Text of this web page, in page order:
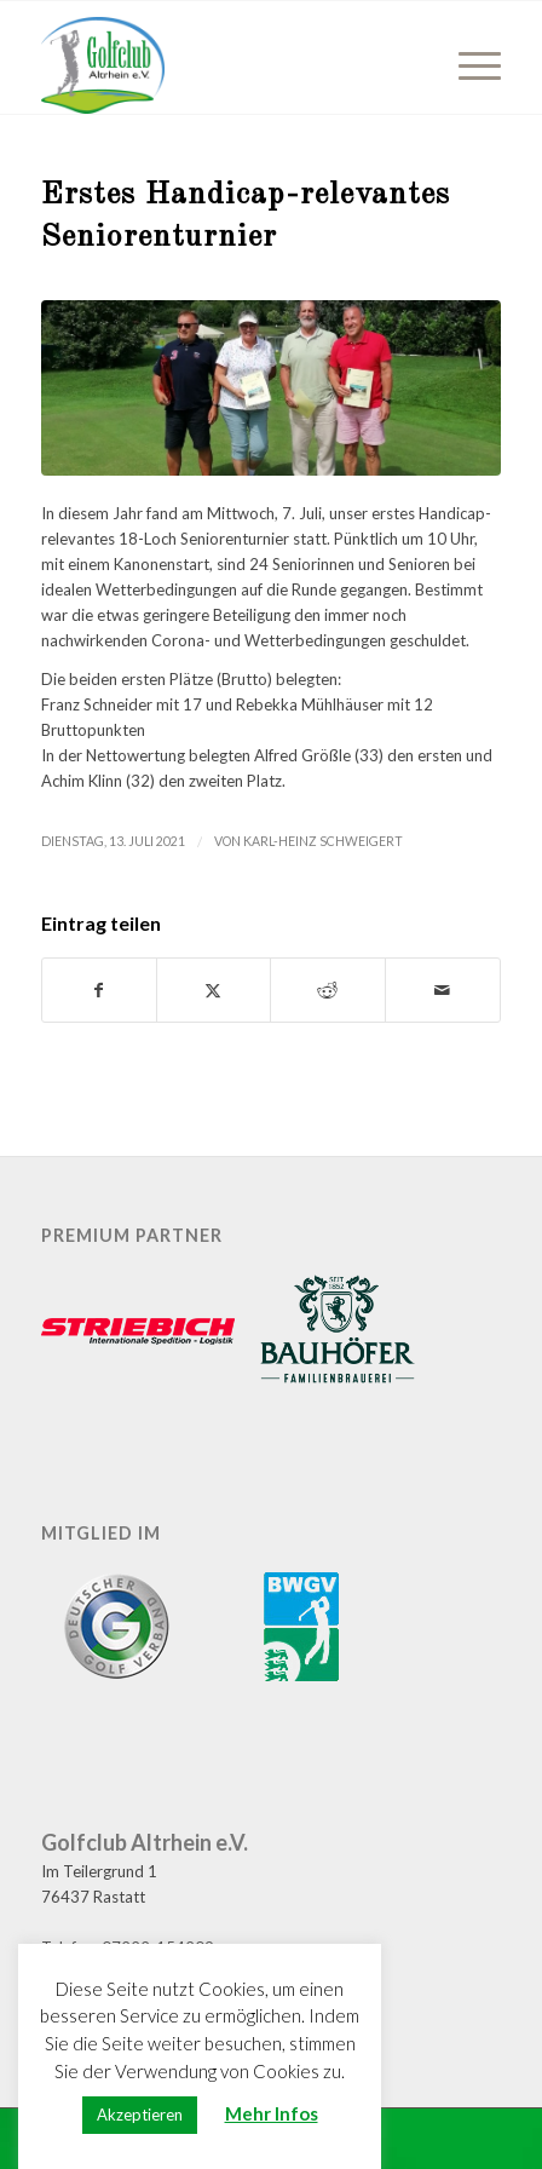
Erstes Handicap-relevantes
Seniorenturnier
In diesem Jahr fand am Mittwoch, 7. Juli, unser erstes Handicap-
relevantes 18-Loch Seniorenturnier statt. Pünktlich um 10 Uhr,
mit einem Kanonenstart, sind 24 Seniorinnen und Senioren bei
idealen Wetterbedingungen auf die Runde gegangen. Bestimmt
war die etwas geringere Beteiligung den immer noch
nachwirkenden Corona- und Wetterbedingungen geschuldet.
Die beiden ersten Plätze (Brutto) belegten:
Franz Schneider mit 17 und Rebekka Mühlhäuser mit 12
Bruttopunkten
In der Nettowertung belegten Alfred Größle (33) den ersten und
Achim Klinn (32) den zweiten Platz.
DIENSTAG, 13. JULI 2021 / VON KARL-HEINZ SCHWEIGERT
Eintrag teilen
PREMIUM PARTNER
MITGLIED IM
Golfclub Altrhein e.V.
Im Teilergrund 1
76437 Rastatt
Telefon: 07222-154209
E-Mail: golf@gcaltrhein.de
© Copyright · GC Altrhein e.V.
Diese Seite nutzt Cookies, um einen
besseren Service zu ermöglichen. Indem
Sie die Seite weiter besuchen, stimmen
Sie der Verwendung von Cookies zu.
Akzeptieren Mehr Infos